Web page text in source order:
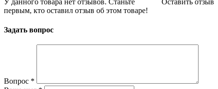
Оставить отзыв
У данного товара нет отзывов. Станьте
первым, кто оставил отзыв об этом товаре!
Задать вопрос
Вопрос *